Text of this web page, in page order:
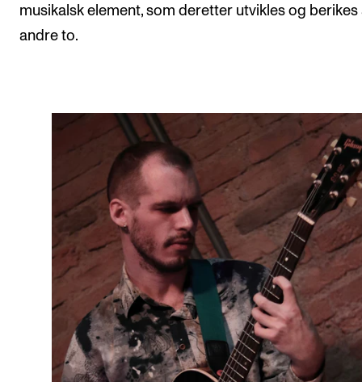
Strategier, planer og rapporter
Hvem gjør hva i administrasjonen
musikalsk element, som deretter utvikles og berikes
andre to.